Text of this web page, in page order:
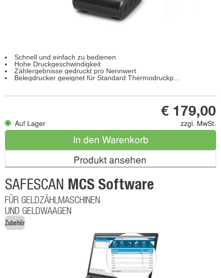
Schnell und einfach zu bedienen
Hohe Druckgeschwindigkeit
Zählergebnisse gedruckt pro Nennwert
Belegdrucker geeignet für Standard Thermodruckpapier
Auf Lager
€ 179,00
zzgl. MwSt.
In den Warenkorb
Produkt ansehen
SAFESCAN MCS Software
FÜR GELDZÄHLMASCHINEN
UND GELDWAAGEN
Zubehör